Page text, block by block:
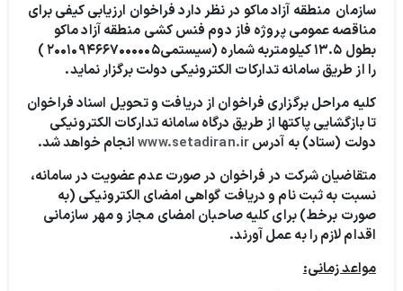
سازمان منطقه آزاد ماکو در نظر دارد فراخوان ارزیابی کیفی برای
مناقصه عمومی پروژه فاز دوم فنس کشی منطقه آزاد ماکو
بطول ۱۳.۵ کیلومتربه شماره (سیستمی۲۰۰۱۰۹۴۶۶۷۰۰۰۰۰۵ )
را از طریق سامانه تدارکات الکترونیکی دولت برگزار نماید.
کلیه مراحل برگزاری فراخوان از دریافت و تحویل اسناد فراخوان
تا بازگشایی پاکت­ها از طریق درگاه سامانه تدارکات الکترونیکی
دولت (ستاد) به آدرسwww.setadiran.irانجام خواهد شد.
متقاضیان شرکت در فراخوان در صورت عدم عضویت در سامانه،
نسبت به ثبت نام و دریافت گواهی امضای الکترونیکی (به
صورت برخط) برای کلیه صاحبان امضای مجاز و مهر سازمانی
اقدام لازم را به عمل آورند.
مواعد زمانی: